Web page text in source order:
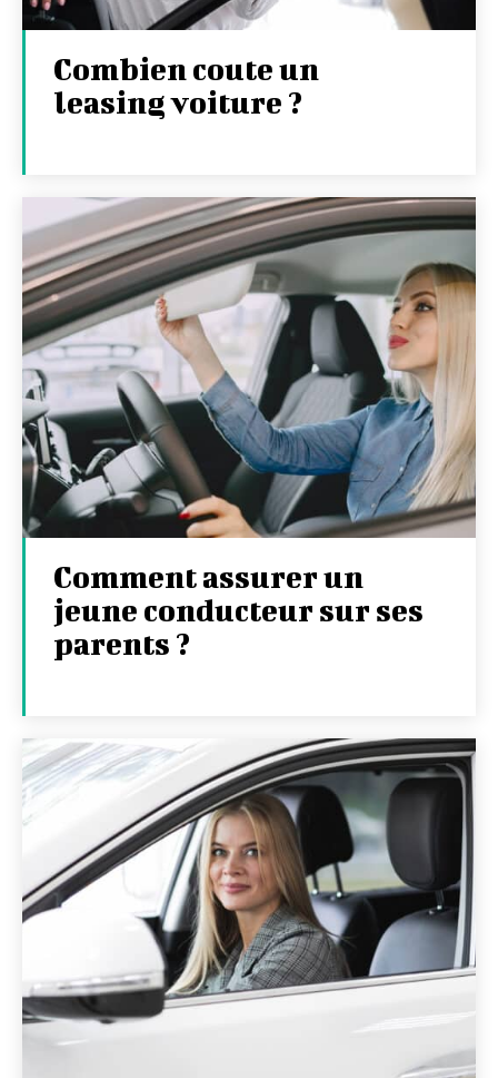
Combien coute un
leasing voiture ?
Comment assurer un
jeune conducteur sur ses
parents ?